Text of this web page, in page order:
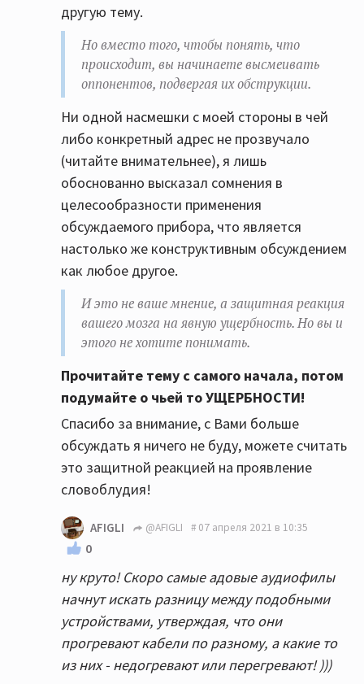
другую тему.
Но вместо того, чтобы понять, что
происходит, вы начинаете высмеивать
оппонентов, подвергая их обструкции.
Ни одной насмешки с моей стороны в чей
либо конкретный адрес не прозвучало
(читайте внимательнее), я лишь
обоснованно высказал сомнения в
целесообразности применения
обсуждаемого прибора, что является
настолько же конструктивным обсуждением
как любое другое.
И это не ваше мнение, а защитная реакция
вашего мозга на явную ущербность. Но вы и
этого не хотите понимать.
Прочитайте тему с самого начала, потом
подумайте о чьей то УЩЕРБНОСТИ!
Спасибо за внимание, с Вами больше
обсуждать я ничего не буду, можете считать
это защитной реакцией на проявление
словоблудия!
AFIGLI @AFIGLI 07 апреля 2021 в 10:35
0
ну круто! Скоро самые адовые аудиофилы
начнут искать разницу между подобными
устройствами, утверждая, что они
прогревают кабели по разному, а какие то
из них - недогревают или перегревают! )))